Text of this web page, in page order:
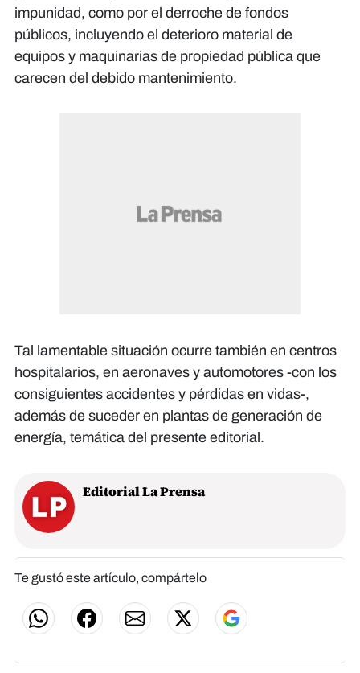
impunidad, como por el derroche de fondos
públicos, incluyendo el deterioro material de
equipos y maquinarias de propiedad pública que
carecen del debido mantenimiento.
Tal lamentable situación ocurre también en centros
hospitalarios, en aeronaves y automotores -con los
consiguientes accidentes y pérdidas en vidas-,
además de suceder en plantas de generación de
energía, temática del presente editorial.
Editorial La Prensa
Te gustó este artículo, compártelo